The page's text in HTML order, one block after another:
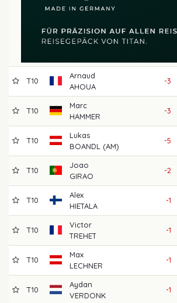
T10
Arnaud
AHOUA
-3
T10
Marc
HAMMER
-3
T10
Lukas
BOANDL (AM)
-5
T10
Joao
GIRAO
-2
T10
Alex
HIETALA
-1
T10
Victor
TREHET
-1
T10
Max
LECHNER
-1
T10
Aydan
VERDONK
-1